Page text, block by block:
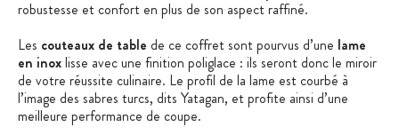
robustesse et confort en plus de son aspect raffiné.
Les couteaux de table de ce coffret sont pourvus d’une lame
en inoxlisse avec une finition poliglace : ils seront donc le miroir
de votre réussite culinaire. Le profil de la lame est courbé à
l’image des sabres turcs, dits Yatagan, et profite ainsi d’une
meilleure performance de coupe.